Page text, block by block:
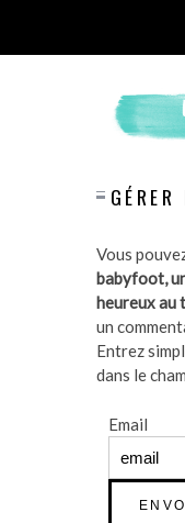
Vous
babyfoot,
heureux au
un
Entrez
dans le
Email